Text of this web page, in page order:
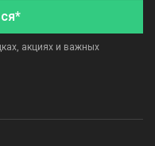
акциях и важных